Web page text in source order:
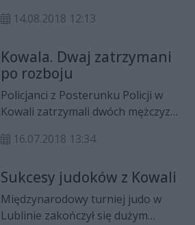
Starostwo Powiatowe w Radomiu
województwa mazowieckiego
Adama Struzika.
14.08.2018 12:13
Kowala. Dwaj zatrzymani
po rozboju
Policjanci z Posterunku Policji w
Kowali zatrzymali dwóch mężczyzn
przestępstwo to grozi kara do 12
16.07.2018 13:34
Sukcesy judoków z Kowali
Międzynarodowy turniej judo w
Lublinie zakończył się dużym